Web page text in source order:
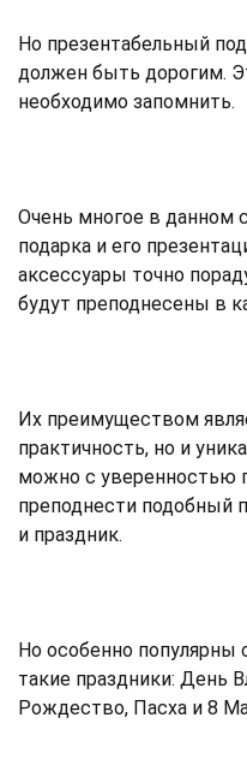
Но презентабельный
должен быть дорогим.
необходимо запомнить.
Очень многое в данном
подарка и его
аксессуары точно
будут преподнесены в
Их преимуществом
практичность, но и
можно с уверенностью
преподнести подобный
и праздник.
Но особенно популярны
такие праздники: День
Рождество, Пасха и 8